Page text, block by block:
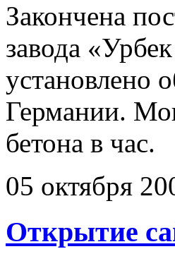
Закончена
завода
установлено
Германии.
бетона в час.
05 октября
Открытие